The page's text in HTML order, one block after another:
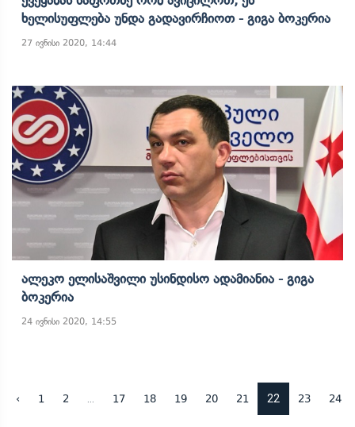
Ხელისუფლება Უნდა Გადავირჩიოთ - Გიგა Ბოკერია
27 ივნისი 2020, 14:44
Ალეკო Ელისაშვილი Უსინდისო Ადამიანია - Გიგა
Ბოკერია
24 ივნისი 2020, 14:55
‹ 1 2 17 18 19 20 21 22 23 24